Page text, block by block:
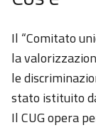
Il “Comitato
la
le
stato istituito
Il CUG opera